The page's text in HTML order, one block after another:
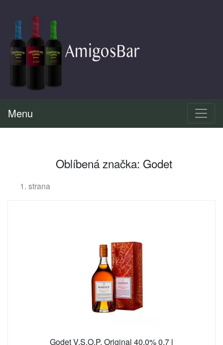
Menu
Oblíbená značka: Godet
1. strana
Godet V.S.O.P. Original 40,0% 0,7 l